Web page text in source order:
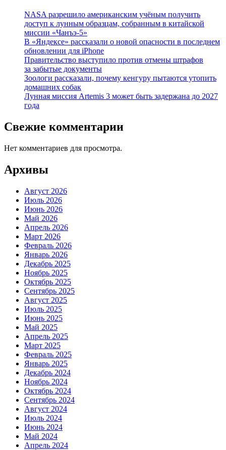
NASA разрешило американским учёным получить
доступ к лунным образцам, собранным в китайской
миссии «Чанъэ-5»
В «Яндексе» рассказали о новой опасности в последнем
обновлении для iPhone
Правительство выступило против отмены штрафов
за забытые документы
Зоологи рассказали, почему кенгуру пытаются утопить
домашних собак
Лунная миссия Artemis 3 может быть задержана до 2027
года
Свежие комментарии
Нет комментариев для просмотра.
Архивы
Август 2026
Июль 2026
Июнь 2026
Май 2026
Апрель 2026
Март 2026
Февраль 2026
Январь 2026
Декабрь 2025
Ноябрь 2025
Октябрь 2025
Сентябрь 2025
Август 2025
Июль 2025
Июнь 2025
Май 2025
Апрель 2025
Март 2025
Февраль 2025
Январь 2025
Декабрь 2024
Ноябрь 2024
Октябрь 2024
Сентябрь 2024
Август 2024
Июль 2024
Июнь 2024
Май 2024
Апрель 2024